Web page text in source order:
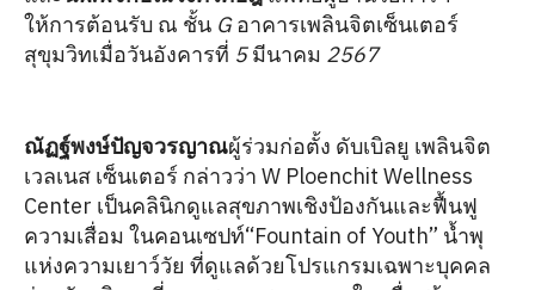
ให้การต้อนรับ ณ ชั้น Gอาคารเพลินจิตเซ็นเตอร์
สุขุมวิทเมื่อวันอังคารที่ 5มีนาคม 2567
ณัฏฐ์พงษ์ปัญจวรญาณผู้ร่วมก่อตั้ง ดับเบิลยู เพลินจิต
เวลเนส เซ็นเตอร์ กล่าวว่า W Ploenchit Wellness
Center เป็นคลินิกดูแลสุขภาพเชิงป้องกันและฟื้นฟู
ความเสื่อม ในคอนเซปท์“Fountain of Youth” น้ำพุ
แห่งความเยาว์วัย ที่ดูแลด้วยโปรแกรมเฉพาะบุคคล